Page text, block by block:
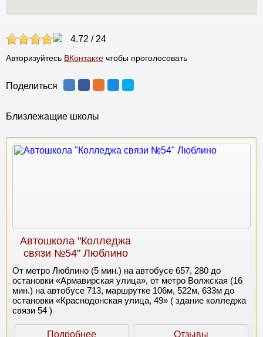
4.72 / 24
Авторизуйтесь ВКонтакте чтобы проголосовать
Поделиться
Близлежащие школы
Автошкола "Колледжа
связи №54" Люблино
От метро Люблино (5 мин.) на автобусе 657, 280 до
остановки «Армавирская улица», от метро Волжская (16
мин.) на автобусе 713, маршрутке 106м, 522м, 633м до
остановки «Краснодонская улица, 49» ( здание колледжа
связи 54 )
Подробнее Отзывы